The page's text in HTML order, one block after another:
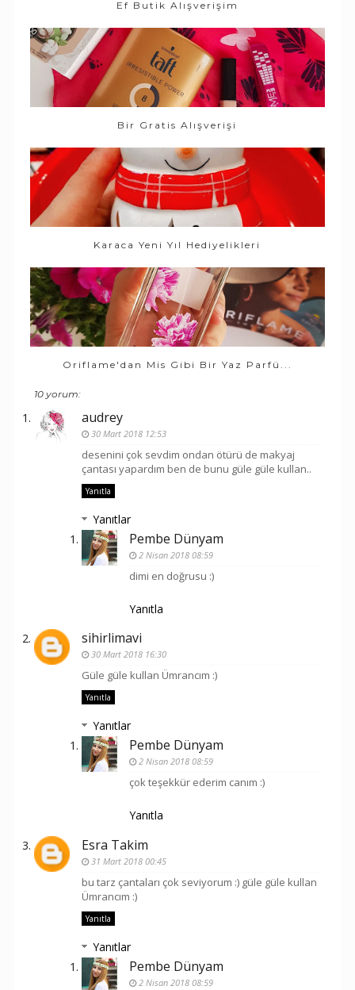
Ef Butik Alışverişim
Bir Gratis Alışverişi
Karaca Yeni Yıl Hediyelikleri
Oriflame'dan Mis Gibi Bir Yaz Parfü...
10 yorum:
audrey
30 Mart 2018 12:53
desenini çok sevdim ondan ötürü de makyaj
çantası yapardım ben de bunu güle güle kullan..
Yanıtla
Yanıtlar
Pembe Dünyam
2 Nisan 2018 08:59
dimi en doğrusu :)
Yanıtla
sihirlimavi
30 Mart 2018 16:30
Güle güle kullan Ümrancım :)
Yanıtla
Yanıtlar
Pembe Dünyam
2 Nisan 2018 08:59
çok teşekkür ederim canım :)
Yanıtla
Esra Takim
31 Mart 2018 00:45
bu tarz çantaları çok seviyorum :) güle güle kullan
Ümrancım :)
Yanıtla
Yanıtlar
Pembe Dünyam
2 Nisan 2018 08:59